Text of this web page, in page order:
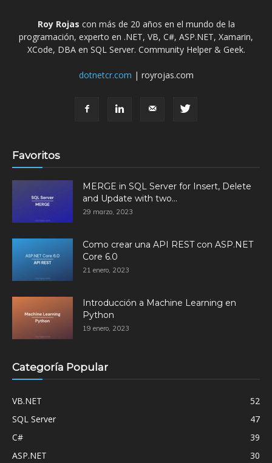
Roy Rojas con más de 20 años en el mundo de la
programación, experto en .NET, VB, C#, ASP.NET, Xamarin,
XCode, DBA en SQL Server. Community Helper & Geek.
dotnetcr.com | royrojas.com
Favoritos
MERGE in SQL Server for Insert, Delete
and Update with two...
29 marzo, 2023
Como crear una API REST con ASP.NET
Core 6.0
21 enero, 2023
Introducción a Machine Learning en
Python
19 enero, 2023
Categoría Popular
VB.NET
52
SQL Server
47
C#
39
ASP.NET
30